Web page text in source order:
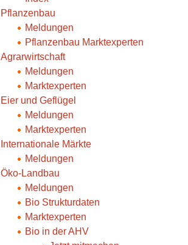
Pflanzenbau
Meldungen
Pflanzenbau Marktexperten
Agrarwirtschaft
Meldungen
Marktexperten
Eier und Geflügel
Meldungen
Marktexperten
Internationale Märkte
Meldungen
Öko-Landbau
Meldungen
Bio Strukturdaten
Marktexperten
Bio in der AHV